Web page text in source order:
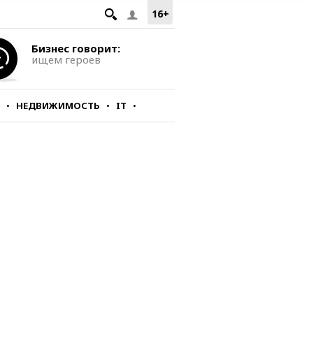
16+
Бизнес говорит:
ищем героев
НЕДВИЖИМОСТЬ IT